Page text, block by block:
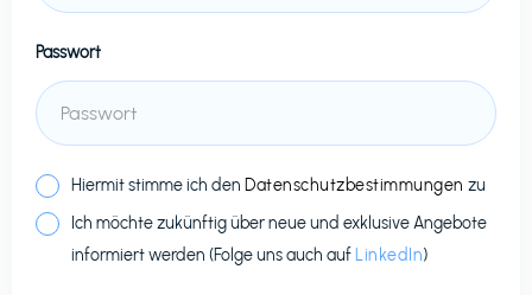
Passwort
Hiermit stimme ich den Datenschutzbestimmungen zu
Ich möchte zukünftig über neue und exklusive Angebote
informiert werden (Folge uns auch auf LinkedIn)